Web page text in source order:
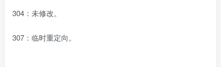
304：未修改。
307：临时重定向。